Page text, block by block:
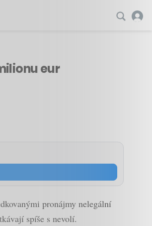
eur
pronájmy nelegální
spíše s nevolí.